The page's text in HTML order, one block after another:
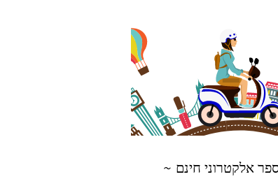
אלקטרוני חינם ~